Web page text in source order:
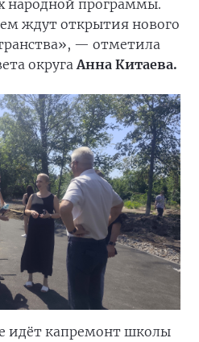
народной программы.
ждут открытия нового
— отметила
округа Анна Китаева.
идёт капремонт школы